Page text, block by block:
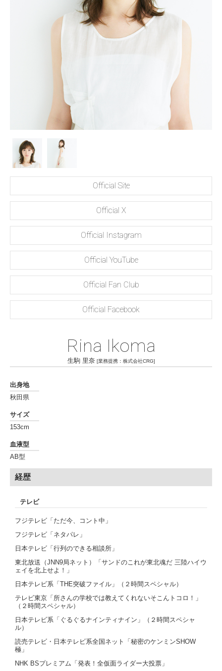
Official Site
Official X
Official Instagram
Official YouTube
Official Fan Club
Official Facebook
Rina Ikoma
生駒 里奈[業務提携：株式会社CRG]
出身地
秋田県
サイズ
153cm
血液型
AB型
経歴
テレビ
フジテレビ「ただ今、コント中」
フジテレビ「ネタパレ」
日本テレビ「行列のできる相談所」
東北放送（JNN9局ネット）「サンドのこれが東北魂だ 三陸ハイウ
ェイを北上せよ！」
日本テレビ系「THE突破ファイル」（２時間スペシャル）
テレビ東京「所さんの学校では教えてくれないそこんトコロ！」
（２時間スペシャル）
日本テレビ系「ぐるぐるナインティナイン」（２時間スペシャ
ル）
読売テレビ・日本テレビ系全国ネット「秘密のケンミンSHOW
極」
NHK BSプレミアム「発表！全仮面ライダー大投票」